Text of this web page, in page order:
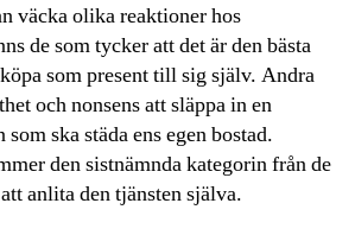
väcka olika reaktioner hos
de som tycker att det är den bästa
som present till sig själv. Andra
och nonsens att släppa in en
ska städa ens egen bostad.
den sistnämnda kategorin från de
anlita den tjänsten själva.